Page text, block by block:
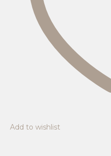
Add to wishlist